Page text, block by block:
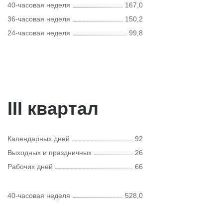
40-часовая неделя
167,0
36-часовая неделя
150,2
24-часовая неделя
99,8
III квартал
Календарных дней
92
Выходных и праздничных
26
Рабочих дней
66
40-часовая неделя 528,0